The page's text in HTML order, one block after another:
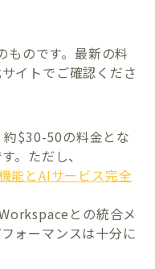
のです。最新の料
イトでご確認くださ
$30-50の料金とな
。ただし、
能とAIサービス完全
との統合メ
ォーマンスは十分に